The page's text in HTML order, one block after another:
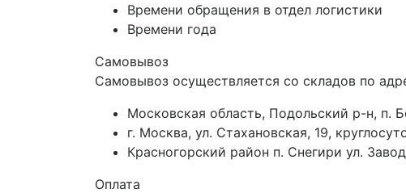
Времени обращения в отдел логистики
Времени года
Самовывоз
Самовывоз осуществляется со складов по
Московская область, Подольский р-н, п.
г. Москва, ул. Стахановская, 19,
Красногорский район п. Снегири ул.
Оплата